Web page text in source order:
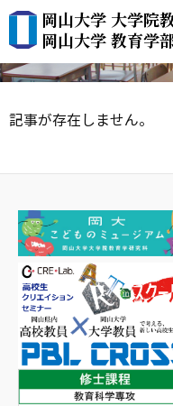
岡山大学 大学院
岡山大学 教育学
記事が存在しません。